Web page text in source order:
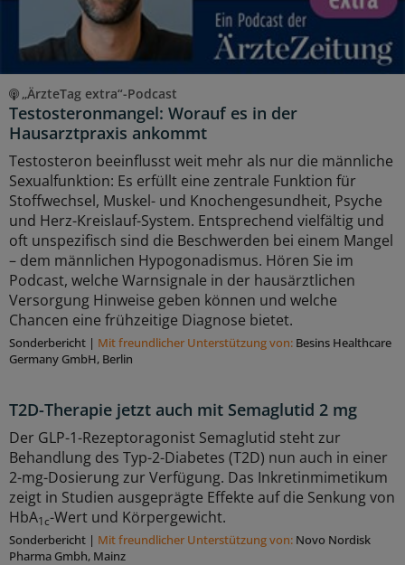
„ÄrzteTag extra“-Podcast
Testosteronmangel: Worauf es in der
Hausarztpraxis ankommt
Testosteron beeinflusst weit mehr als nur die männliche
Sexualfunktion: Es erfüllt eine zentrale Funktion für
Stoffwechsel, Muskel- und Knochengesundheit, Psyche
und Herz-Kreislauf-System. Entsprechend vielfältig und
oft unspezifisch sind die Beschwerden bei einem Mangel
– dem männlichen Hypogonadismus. Hören Sie im
Podcast, welche Warnsignale in der hausärztlichen
Versorgung Hinweise geben können und welche
Chancen eine frühzeitige Diagnose bietet.
Sonderbericht | Mit freundlicher Unterstützung von: Besins Healthcare
Germany GmbH, Berlin
T2D-Therapie jetzt auch mit Semaglutid 2 mg
Der GLP-1-Rezeptoragonist Semaglutid steht zur
Behandlung des Typ-2-Diabetes (T2D) nun auch in einer
2-mg-Dosierung zur Verfügung. Das Inkretinmimetikum
zeigt in Studien ausgeprägte Effekte auf die Senkung von
HbA1c-Wert und Körpergewicht.
Sonderbericht | Mit freundlicher Unterstützung von: Novo Nordisk
Pharma Gmbh, Mainz